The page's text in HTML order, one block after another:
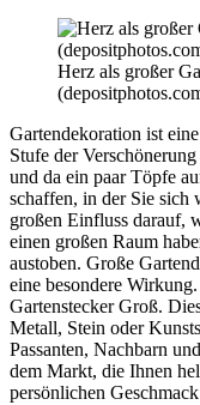
Herz als großer
Gartendekoration ist
Stufe der
und da ein paar Töpfe
schaffen, in der Sie sich
großen Einfluss darauf,
einen großen Raum
austoben. Große
eine besondere
Gartenstecker Groß.
Metall, Stein oder
Passanten, Nachbarn
dem Markt, die Ihnen
persönlichen